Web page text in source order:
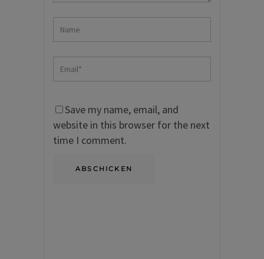
Save my name, email, and
website in this browser for the next
time I comment.